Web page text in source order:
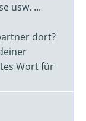
usw. ...
dort?
Wort für